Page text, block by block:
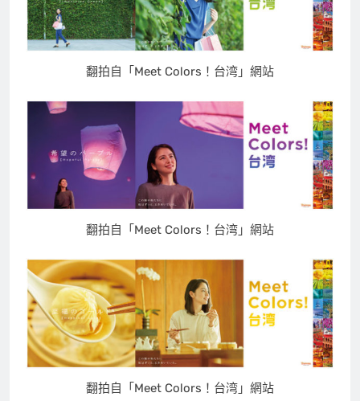
翻拍自「Meet Colors！台湾」網站
翻拍自「Meet Colors！台湾」網站
翻拍自「Meet Colors！台湾」網站